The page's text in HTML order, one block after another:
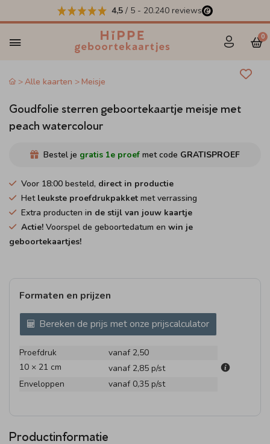
4,5 / 5 - 20.240 reviews
0
Alle kaarten Meisje
Goudfolie sterren geboortekaartje meisje met
peach watercolour
Bestel je gratis 1e proef met code GRATISPROEF
Voor 18:00 besteld, direct in productie
Het leukste proefdrukpakket met verrassing
Extra producten in de stijl van jouw kaartje
Actie! Voorspel de geboortedatum en win je
geboortekaartjes!
Formaten en prijzen
Bereken de prijs met onze prijscalculator
Proefdruk
vanaf 2,50
10 × 21 cm
vanaf 2,85 p/st
Enveloppen
vanaf 0,35 p/st
Productinformatie